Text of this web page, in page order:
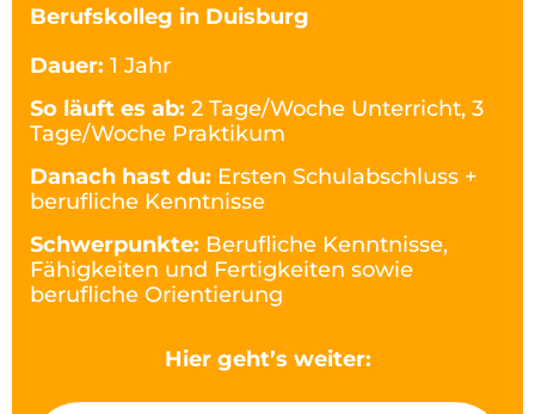
Berufskolleg in Duisburg
Dauer: 1 Jahr
So läuft es ab: 2 Tage/Woche Unterricht, 3
Tage/Woche Praktikum
Danach hast du: Ersten Schulabschluss +
berufliche Kenntnisse
Schwerpunkte: Berufliche Kenntnisse,
Fähigkeiten und Fertigkeiten sowie
berufliche Orientierung
Hier geht’s weiter: